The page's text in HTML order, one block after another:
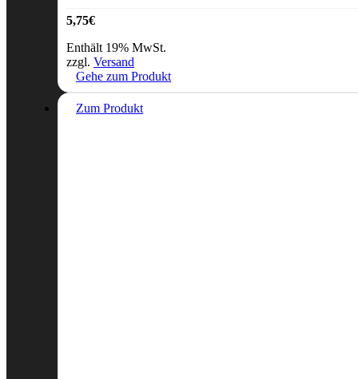
5,75€
Enthält 19% MwSt.
zzgl. Versand
Gehe zum Produkt
Zum Produkt